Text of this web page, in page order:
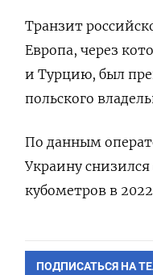
Транзит
Европа, через
и Турцию, был
польского
По данным
Украину
кубометров в
ПОДПИСАТЬСЯ НА